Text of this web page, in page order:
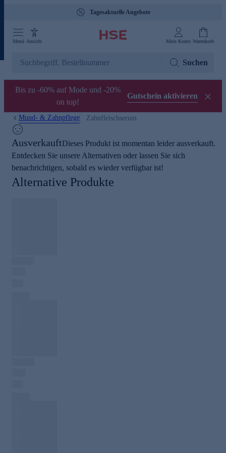
Tagesaktuelle Angebote
Menü Ansicht Mein Konto Warenkorb
Suchen
Bis zu -60% auf Mode und -20%
on top!
Gutschein aktivieren
Mund- & Zahnpflege Zahnfleischserum
AusverkauftDieses Produkt ist momentan leider ausverkauft.
Entdecken Sie unsere Alternativen oder lassen Sie sich
benachrichtigen, sobald es wieder verfügbar ist!
Alternative Produkte